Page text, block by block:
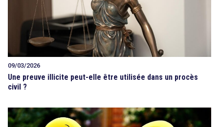
09/03/2026
Une preuve illicite peut-elle être utilisée dans un procès
civil ?